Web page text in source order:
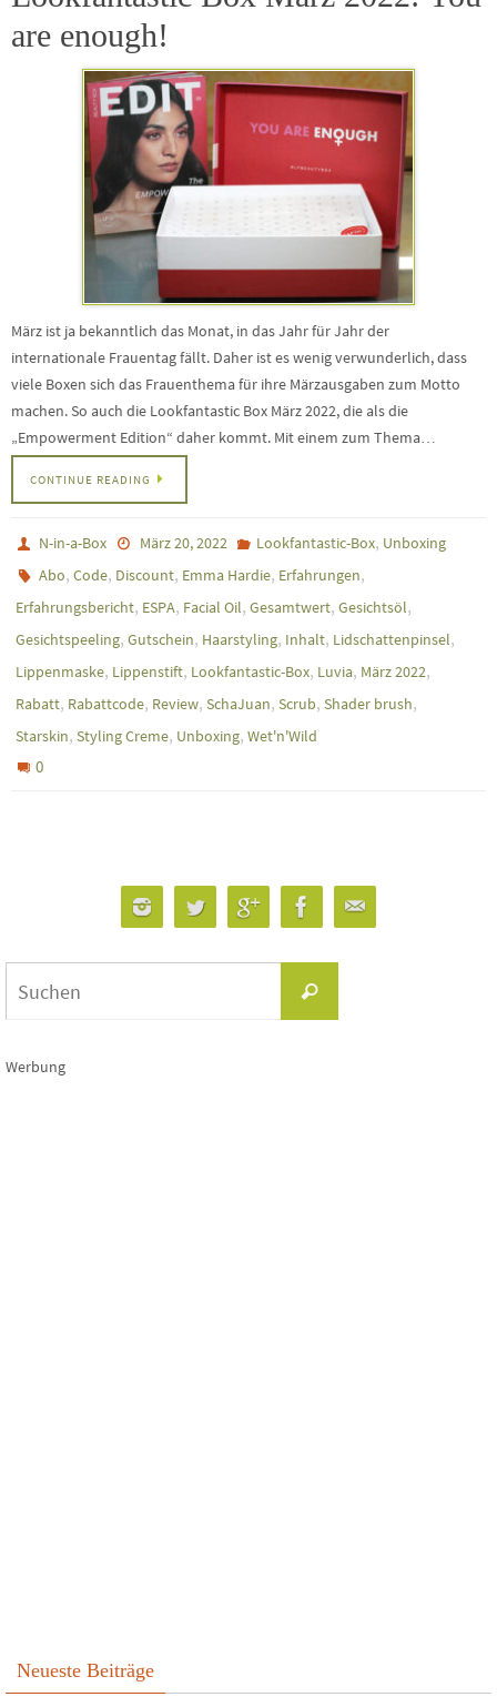
are enough!
März ist ja bekanntlich das Monat, in das Jahr für Jahr der
internationale Frauentag fällt. Daher ist es wenig verwunderlich, dass
viele Boxen sich das Frauenthema für ihre Märzausgaben zum Motto
machen. So auch die Lookfantastic Box März 2022, die als die
„Empowerment Edition“ daher kommt. Mit einem zum Thema…
CONTINUE READING
N-in-a-Box März 20, 2022 Lookfantastic-Box, Unboxing
Abo,Code, Discount, Emma Hardie, Erfahrungen,
Erfahrungsbericht, ESPA, Facial Oil, Gesamtwert, Gesichtsöl,
Gesichtspeeling, Gutschein, Haarstyling, Inhalt, Lidschattenpinsel,
Lippenmaske, Lippenstift, Lookfantastic-Box, Luvia, März 2022,
Rabatt, Rabattcode, Review, SchaJuan, Scrub, Shader brush,
Starskin, Styling Creme, Unboxing, Wet'n'Wild
0
Suchen
Werbung
Neueste Beiträge